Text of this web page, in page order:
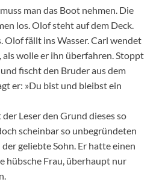
man das Boot nehmen. Die
los. Olof steht auf dem Deck.
Olof fällt ins Wasser. Carl wendet
als wolle er ihn überfahren. Stoppt
fischt den Bruder aus dem
er: »Du bist und bleibst ein
Leser den Grund dieses so
scheinbar so unbegründeten
geliebte Sohn. Er hatte einen
hübsche Frau, überhaupt nur